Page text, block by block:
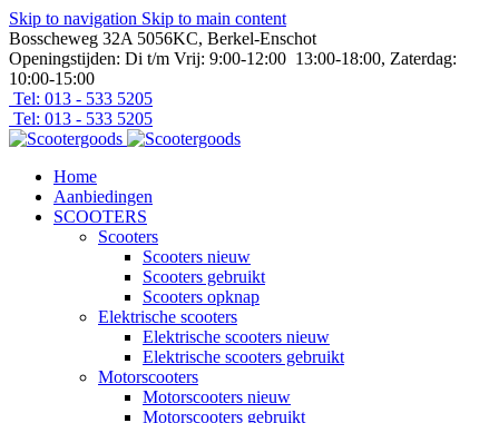
Skip to navigation Skip to main content
Bosscheweg 32A 5056KC, Berkel-Enschot
Openingstijden: Di t/m Vrij: 9:00-12:00 13:00-18:00, Zaterdag:
10:00-15:00
Tel: 013 - 533 5205
Tel: 013 - 533 5205
Home
Aanbiedingen
SCOOTERS
Scooters
Scooters nieuw
Scooters gebruikt
Scooters opknap
Elektrische scooters
Elektrische scooters nieuw
Elektrische scooters gebruikt
Motorscooters
Motorscooters nieuw
Motorscooters gebruikt